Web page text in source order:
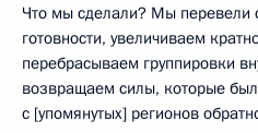
Что мы сделали? Мы
готовности, увеличиваем
перебрасываем группировки
возвращаем силы, которые
с [упомянутых] регионов